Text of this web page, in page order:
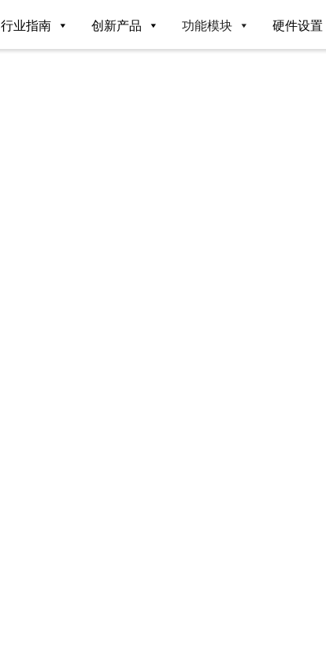
行业指南 创新产品 功能模块 硬件设置